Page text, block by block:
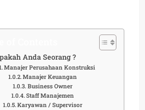
Anda Seorang ?
Manajer Perusahaan Konstruksi
Manajer Keuangan
Business Owner
Staff Manajemen
Karyawan / Supervisor